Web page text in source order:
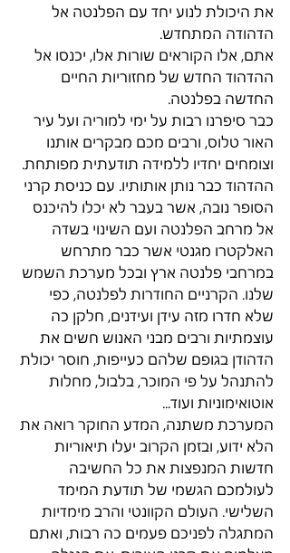
את היכולת לנוע יחד עם הפלנטה אל
הדהודה המתחדש.
אתם, אלו הקוראים שורות אלו, יכנסו אל
ההדהוד החדש של מחזוריות החיים
החדשה בפלנטה.
כבר סיפרנו רבות על ימי למוריה ועל עיר
האור טלוס, ורבים מכם מבקרים אותנו
וצומחים יחדיו ללמידה תודעתית מפותחת.
ההדהוד כבר נותן אותותיו. עם כניסת קרני
הסופר נובה, אשר בעבר לא יכלו להיכנס
אל מרחב הפלנטה ועם השינוי בשדה
האלקטרו מגנטי אשר כבר מתרחש
במרחבי פלנטה ארץ ובכל מערכת השמש
שלנו. הקרניים החודרות לפלנטה, כפי
שלא חדרו מזה עידן ועידנים, חלקן כה
עוצמתיות ורבים מבני האנוש חשים את
הדהודן בגופם שלהם כעייפות, חוסר יכולת
להתנהל על פי המוכר, בלבול, מחלות
אוטואימוניות ועוד...
המערכת משתנה, המדע החוקר רואה את
הלא ידוע, ובזמן הקרוב יעלו תיאוריות
חדשות המנפצות את כל החשיבה
לעולמכם הגשמי של תודעת המימד
השלישי. העולם הקוונטי והרב מימדיות
המתגלה לפניכם פעמים כה רבות, ואתם